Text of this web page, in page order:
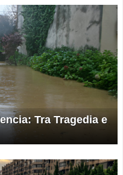
Tra Tragedia e